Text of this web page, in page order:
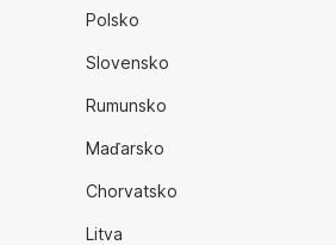
Polsko
Slovensko
Rumunsko
Maďarsko
Chorvatsko
Litva